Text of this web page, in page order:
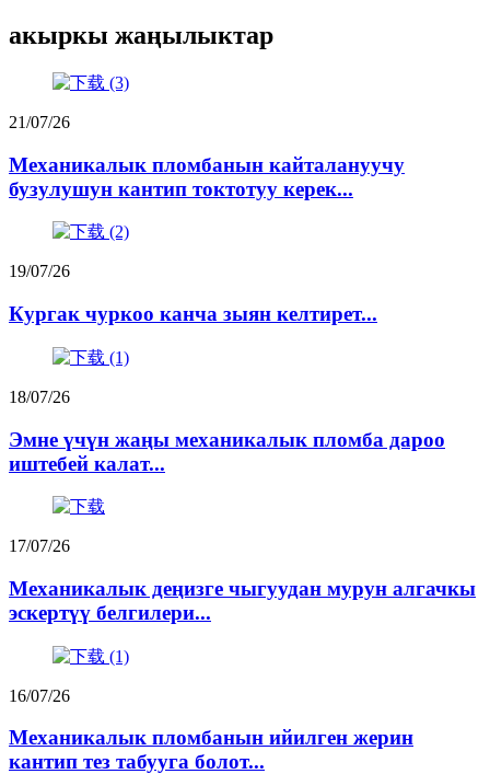
акыркы жаңылыктар
21/07/26
Механикалык пломбанын кайталануучу
бузулушун кантип токтотуу керек...
19/07/26
Кургак чуркоо канча зыян келтирет...
18/07/26
Эмне үчүн жаңы механикалык пломба дароо
иштебей калат...
17/07/26
Механикалык деңизге чыгуудан мурун алгачкы
эскертүү белгилери...
16/07/26
Механикалык пломбанын ийилген жерин
кантип тез табууга болот...